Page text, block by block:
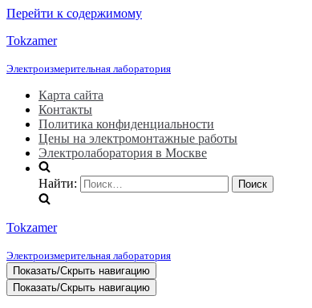
Перейти к содержимому
Tokzamer
Электроизмерительная лаборатория
Карта сайта
Контакты
Политика конфиденциальности
Цены на электромонтажные работы
Электролаборатория в Москве
Найти:
Tokzamer
Электроизмерительная лаборатория
Показать/Скрыть навигацию
Показать/Скрыть навигацию